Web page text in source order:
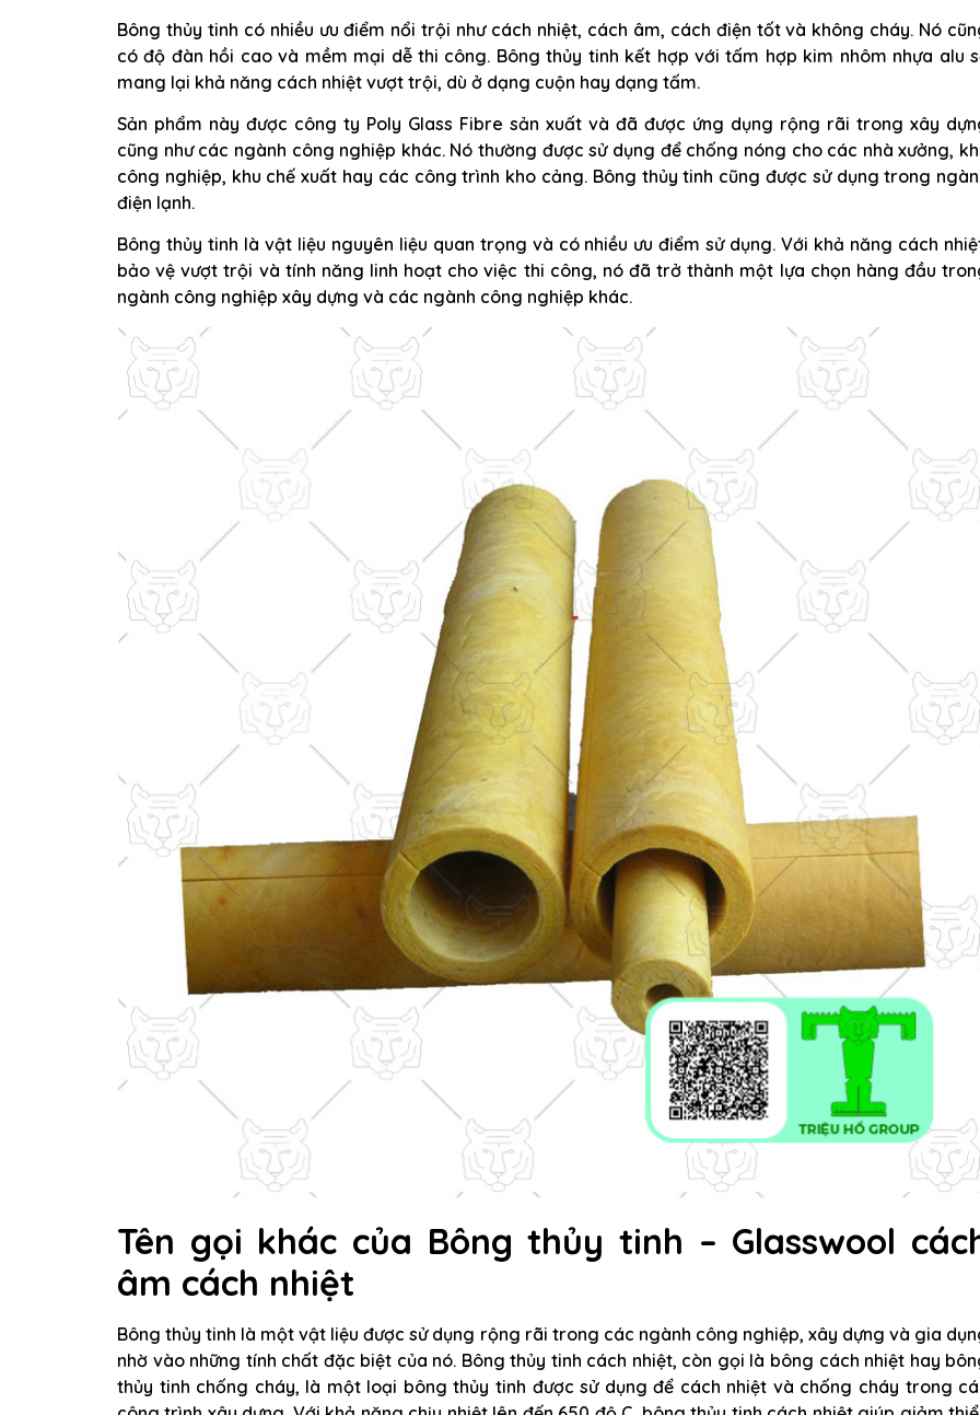
Bông thủy tinh có nhiều ưu điểm nổi trội như cách nhiệt, cách âm, cách điện tốt và không cháy. Nó
có độ đàn hồi cao và mềm mại dễ thi công. Bông thủy tinh kết hợp với tấm hợp kim nhôm nhựa alu
mang lại khả năng cách nhiệt vượt trội, dù ở dạng cuộn hay dạng tấm.
Sản phẩm này được công ty Poly Glass Fibre sản xuất và đã được ứng dụng rộng rãi trong xây
cũng như các ngành công nghiệp khác. Nó thường được sử dụng để chống nóng cho các nhà xưởng,
công nghiệp, khu chế xuất hay các công trình kho cảng. Bông thủy tinh cũng được sử dụng trong
điện lạnh.
Bông thủy tinh là vật liệu nguyên liệu quan trọng và có nhiều ưu điểm sử dụng. Với khả năng cách
bảo vệ vượt trội và tính năng linh hoạt cho việc thi công, nó đã trở thành một lựa chọn hàng đầu
ngành công nghiệp xây dựng và các ngành công nghiệp khác.
Tên gọi khác của Bông thủy tinh – Glasswool
âm cách nhiệt
Bông thủy tinh là một vật liệu được sử dụng rộng rãi trong các ngành công nghiệp, xây dựng và gia
nhờ vào những tính chất đặc biệt của nó. Bông thủy tinh cách nhiệt, còn gọi là bông cách nhiệt hay
thủy tinh chống cháy, là một loại bông thủy tinh được sử dụng để cách nhiệt và chống cháy trong